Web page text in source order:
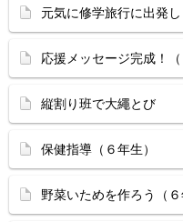
元気に修学旅行に出発し
応援メッセージ完成！（
縦割り班で大繩とび
保健指導（６年生）
野菜いためを作ろう（６